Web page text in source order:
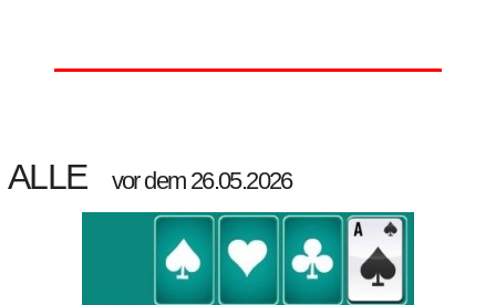
ALLE vor dem 26.05.2026